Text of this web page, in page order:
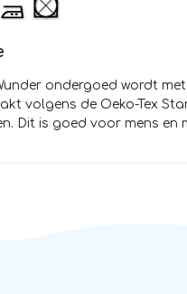
ondergoed wordt
volgens de Oeko-Tex
Dit is goed voor mens en